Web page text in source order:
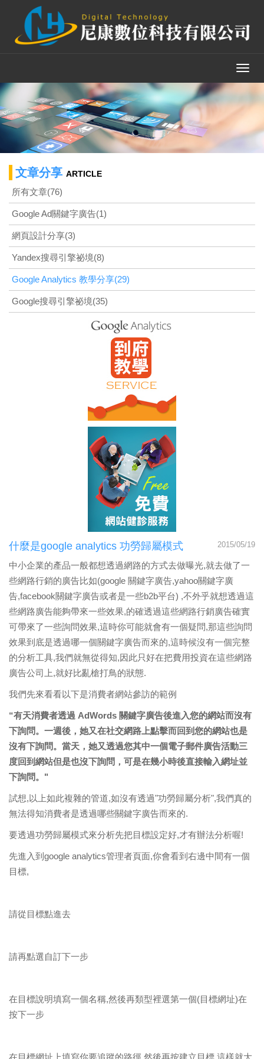
文章分享 ARTICLE
所有文章(76)
Google Ad關鍵字廣告(1)
網頁設計分享(3)
Yandex搜尋引擎祕境(8)
Google Analytics 教學分享(29)
Google搜尋引擎祕境(35)
什麼是google analytics 功勞歸屬模式 2015/05/19
中小企業的產品一般都想透過網路的方式去做曝光,就去做了一
些網路行銷的廣告比如(google 關鍵字廣告,yahoo關鍵字廣
告,facebook關鍵字廣告或者是一些b2b平台) ,不外乎就想透過這
些網路廣告能夠帶來一些效果,的確透過這些網路行銷廣告確實
可帶來了一些詢問效果,這時你可能就會有一個疑問,那這些詢問
效果到底是透過哪一個關鍵字廣告而來的,這時候沒有一個完整
的分析工具,我們就無從得知,因此只好在把費用投資在這些網路
廣告公司上,就好比亂槍打鳥的狀態.
我們先來看看以下是消費者網站參訪的範例
“有天消費者透過 AdWords 關鍵字廣告後進入您的網站而沒有
下詢問。一週後，她又在社交網路上點擊而回到您的網站也是
沒有下詢問。當天，她又透過您其中一個電子郵件廣告活動三
度回到網站但是也沒下詢問，可是在幾小時後直接輸入網址並
下詢問。"
試想,以上如此複雜的管道,如沒有透過"功勞歸屬分析",我們真的
無法得知消費者是透過哪些關鍵字廣告而來的.
要透過功勞歸屬模式來分析先把目標設定好,才有辦法分析喔!
先進入到google analytics管理者頁面,你會看到右邊中間有一個
目標,
請從目標點進去
請再點選自訂下一步
在目標說明填寫一個名稱,然後再類型裡選第一個(目標網址)在
按下一步
在目標網址上填寫你要追蹤的路徑,然後再按建立目標,這樣就大